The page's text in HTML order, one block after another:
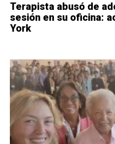
Terapista abusó de
sesión en su oficina:
York